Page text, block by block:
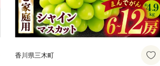
香川県三木町